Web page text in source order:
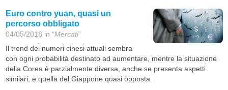
Euro contro yuan, quasi un
percorso obbligato
04/05/2018 in “Mercati”
Il trend dei numeri cinesi attuali sembra
con ogni probabilità destinato ad aumentare, mentre la situazione
della Corea è parzialmente diversa, anche se presenta aspetti
similari, e quella del Giappone quasi opposta.